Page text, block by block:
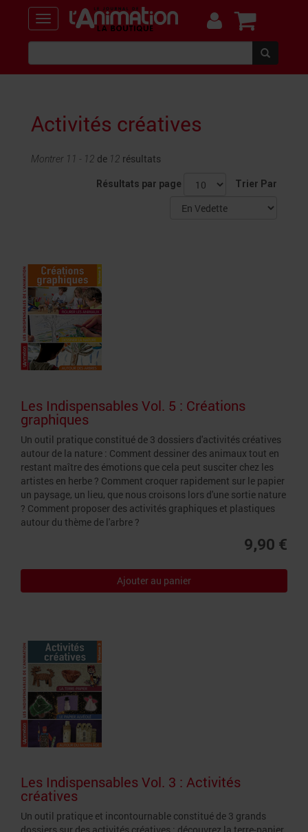
Activités créatives
Montrer 11 - 12 de 12 résultats
Résultats par page Trier Par
Les Indispensables Vol. 5 : Créations
graphiques
Un outil pratique constitué de 3 dossiers d'activités créatives
autour de la nature : Comment dessiner des animaux tout en
restant maître des émotions que cela peut susciter chez les
artistes en herbe ? Comment croquer rapidement sur le papier
un paysage, un lieu, que nous croisons lors d'une sortie nature
? Comment proposer des activités graphiques et plastiques
autour du thème de l'arbre ?
9,90 €
Ajouter au panier
Les Indispensables Vol. 3 : Activités
créatives
Un outil pratique et incontournable constitué de 3 grands